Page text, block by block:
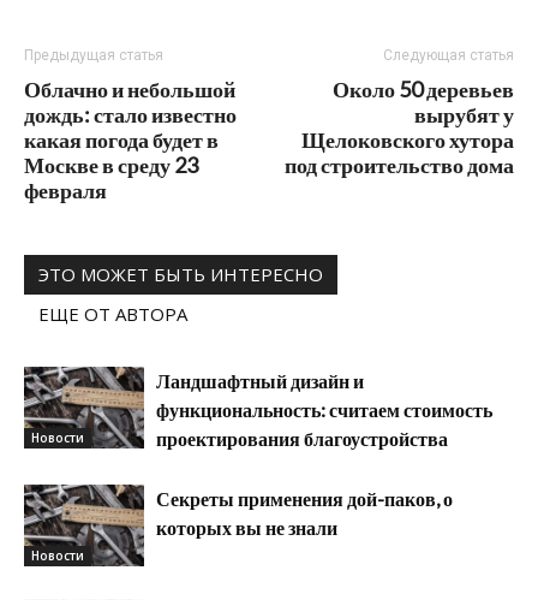
Предыдущая статья
Облачно и небольшой
дождь: стало известно
какая погода будет в
Москве в среду 23
февраля
Следующая статья
Около 50 деревьев
вырубят у
Щелоковского хутора
под строительство дома
ЭТО МОЖЕТ БЫТЬ ИНТЕРЕСНО
ЕЩЕ ОТ АВТОРА
Новости
Ландшафтный дизайн и
функциональность: считаем стоимость
проектирования благоустройства
Новости
Секреты применения дой-паков, о
которых вы не знали